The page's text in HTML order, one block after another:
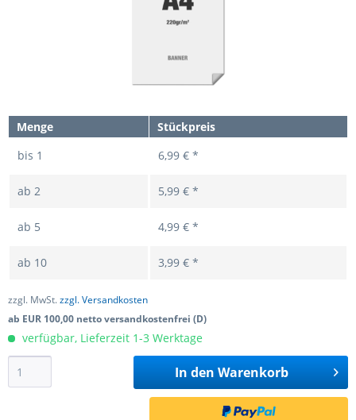
Menge
Stückpreis
bis 1 6,99 € *
ab 2 5,99 € *
ab 5 4,99 € *
ab 10 3,99 € *
zzgl. MwSt.zzgl. Versandkosten
ab EUR 100,00 netto versandkostenfrei (D)
verfügbar, Lieferzeit 1-3 Werktage
In den Warenkorb